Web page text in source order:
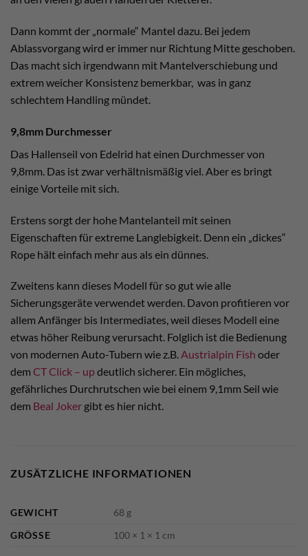
Dann kommt der „normale“ Mantel dazu. Bei jedem
Ablassvorgang wird er immer nur Richtung Mitte geschoben.
Das macht sich irgendwann mit Mantelverschiebung und
extrem weicher Konsistenz bemerkbar, was in ganz
schlechtem Handling mündet.
9,8mm Durchmesser
Das Hallenseil von Edelrid hat einen Durchmesser von
9,8mm. Das ist zwar verhältnismäßig viel. Aber es bringt
einige Vorteile mit sich.
Erstens sorgt der hohe Mantelanteil mit seinen
Eigenschaften für extreme Langlebigkeit. Denn ein „dickes“
Rope hält einfach mehr aus als ein dünnes.
Zweitens kann dieses Modell für so gut wie alle
Sicherungsgeräte verwendet werden. Davon profitieren vor
allem Anfänger bis Intermediates, weil dieses Modell eine
etwas höher Reibung verursacht. Folglich ist die Bedienung
von modernen Auto-Tubern wie z.B.Austrialpin Fish oder
dem CT Click – updeutlich sicherer. Ein mögliches,
gefährliches Durchrutschen wie bei einem 9,1mm Seil wie
dem Beal Joker gibt es hier nicht.
ZUSÄTZLICHE INFORMATIONEN
GEWICHT
68 g
GRÖSSE
100 × 1 × 1 cm